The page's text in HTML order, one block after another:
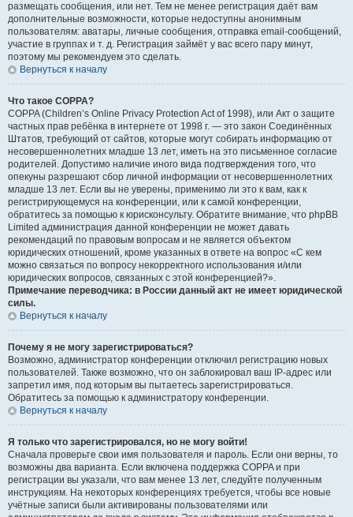
размещать сообщения, или нет. Тем не менее регистрация даёт вам
дополнительные возможности, которые недоступны анонимным
пользователям: аватары, личные сообщения, отправка email-сообщений,
участие в группах и т. д. Регистрация займёт у вас всего пару минут,
поэтому мы рекомендуем это сделать.
Вернуться к началу
Что такое COPPA?
COPPA (Children’s Online Privacy Protection Act of 1998), или Акт о защите
частных прав ребёнка в интернете от 1998 г. — это закон Соединённых
Штатов, требующий от сайтов, которые могут собирать информацию от
несовершеннолетних младше 13 лет, иметь на это письменное согласие
родителей. Допустимо наличие иного вида подтверждения того, что
опекуны разрешают сбор личной информации от несовершеннолетних
младше 13 лет. Если вы не уверены, применимо ли это к вам, как к
регистрирующемуся на конференции, или к самой конференции,
обратитесь за помощью к юрисконсульту. Обратите внимание, что phpBB
Limited администрация данной конференции не может давать
рекомендаций по правовым вопросам и не является объектом
юридических отношений, кроме указанных в ответе на вопрос «С кем
можно связаться по вопросу некорректного использования и/или
юридических вопросов, связанных с этой конференцией?».
Примечание переводчика: в России данный акт не имеет юридической
силы.
Вернуться к началу
Почему я не могу зарегистрироваться?
Возможно, администратор конференции отключил регистрацию новых
пользователей. Также возможно, что он заблокировал ваш IP-адрес или
запретил имя, под которым вы пытаетесь зарегистрироваться.
Обратитесь за помощью к администратору конференции.
Вернуться к началу
Я только что зарегистрировался, но не могу войти!
Сначала проверьте свои имя пользователя и пароль. Если они верны, то
возможны два варианта. Если включена поддержка COPPA и при
регистрации вы указали, что вам менее 13 лет, следуйте полученным
инструкциям. На некоторых конференциях требуется, чтобы все новые
учётные записи были активированы пользователями или